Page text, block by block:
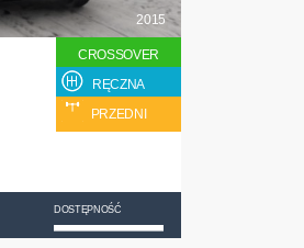
2015
CROSSOVER
RĘCZNA
PRZEDNI
DOSTĘPNOŚĆ